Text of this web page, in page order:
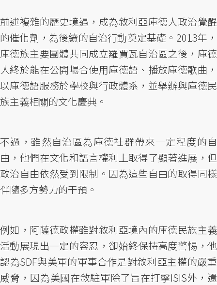
前述複雜的歷史境遇，成為敘利亞庫德人政治覺醒
的催化劑，為後續的自治行動奠定基礎。2013年，
庫德族主要團體共同成立羅賈瓦自治區之後，庫德
人終於能在公開場合使用庫德語、播放庫德歌曲，
以庫德語服務於學校與行政體系，並舉辦與庫德民
族主義相關的文化慶典。
不過，雖然自治區為庫德社群帶來一定程度的自
由，他們在文化和語言權利上取得了顯著進展，但
政治自由依然受到限制。因為這些自由的取得同樣
伴隨多方勢力的干預。
例如，阿薩德政權雖對敘利亞境內的庫德民族主義
活動展現出一定的容忍，卻始終保持高度警惕，他
認為SDF與美軍的軍事合作是對敘利亞主權的嚴重
威脅，因為美國在敘駐軍除了旨在打擊ISIS外，還